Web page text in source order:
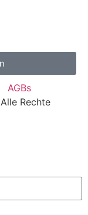
AGBs
Rechte